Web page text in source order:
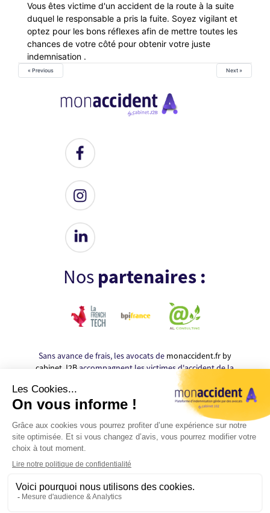
Vous êtes victime d'un accident de la route à la suite
duquel le responsable a pris la fuite. Soyez vigilant et
optez pour les bons réflexes afin de mettre toutes les
chances de votre côté pour obtenir votre juste
indemnisation .
« Previous Next »
Rappellez-moi
Nos partenaires :
Sans avance de frais, les avocats de monaccident.fr by
cabinet J2B accompagnent les victimes d'accident de la
route durant l'ensemble de leur procédure afin
d'obtenir de meilleures indemnisations que celles
proposées par les assurances.
MONACCIDENT.FR by Cabinet J2B, édité par la SELARL
cabinet J2B inscrite au Barreau de Marseille - 44 rue
Montgrand - 13006 Marseille
Tél : 04.86.80.28.35 - Mail :
Nous contacter-Simulez votre Indemnisation
Générales d'Utilisation-